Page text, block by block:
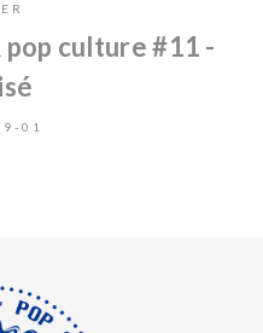
culture #11 -
01